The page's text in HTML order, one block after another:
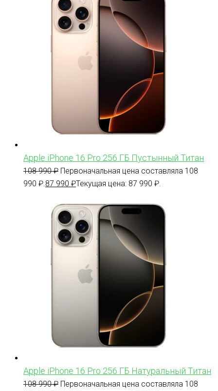
Apple iPhone 16 Pro 256 ГБ Пустынный Титан
108 990₽ Первоначальная цена составляла 108
990 ₽. 87 990 ₽Текущая цена: 87 990 ₽.
Apple iPhone 16 Pro 256 ГБ Натуральный Титан
108 990₽ Первоначальная цена составляла 108